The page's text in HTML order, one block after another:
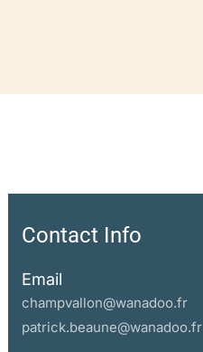
Contact Info
Email
champvallon@wanadoo.fr
patrick.beaune@wanadoo.fr